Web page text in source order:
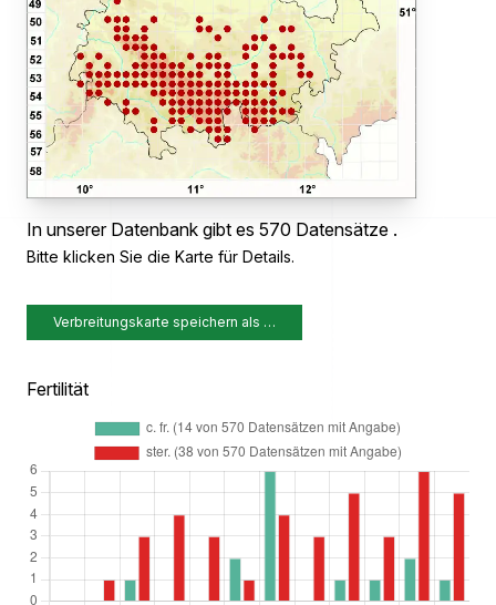
In unserer Datenbank gibt es 570 Datensätze .
Bitte klicken Sie die Karte für Details.
Verbreitungskarte speichern als …
Fertilität